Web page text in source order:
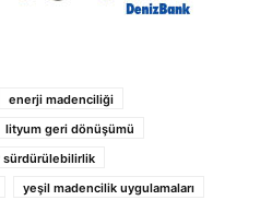
enerji madenciliği
lityum geri dönüşümü
sürdürülebilirlik
yeşil madencilik uygulamaları